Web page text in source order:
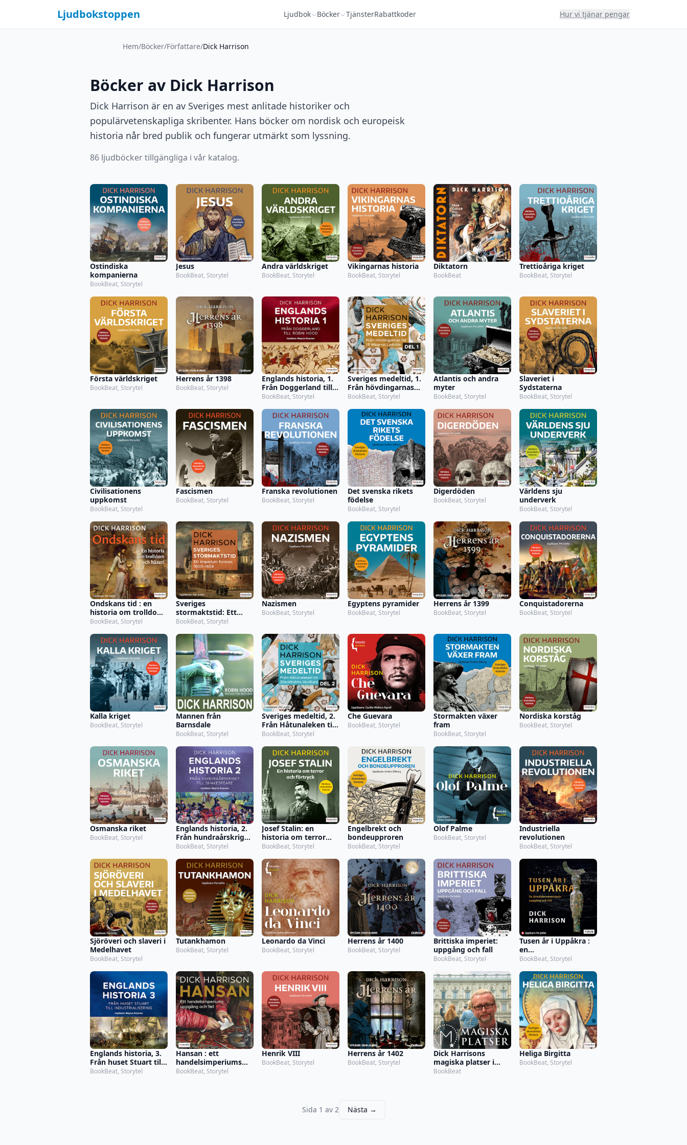
Ljudbokstoppen Ljudbok Böcker TjänsterRabattkoder Hur vi tjänar pengar
Hem/Böcker/Författare/Dick Harrison
Böcker av Dick Harrison
Dick Harrison är en av Sveriges mest anlitade historiker och
populärvetenskapliga skribenter. Hans böcker om nordisk och europeisk
historia når bred publik och fungerar utmärkt som lyssning.
86 ljudböcker tillgängliga i vår katalog.
Ostindiska
kompanierna
BookBeat, Storytel
Jesus
BookBeat, Storytel
Andra världskriget
BookBeat, Storytel
Vikingarnas historia
BookBeat, Storytel
Diktatorn
BookBeat
Trettioåriga kriget
BookBeat, Storytel
Första världskriget
BookBeat, Storytel
Herrens år 1398
BookBeat, Storytel
Englands historia, 1.
Från Doggerland till
Robin Hood
BookBeat, Storytel
Sveriges medeltid, 1.
Från hövdingarnas
tid till Magnus
BookBeat, Storytel
Atlantis och andra
myter
BookBeat, Storytel
Slaveriet i
Sydstaterna
BookBeat, Storytel
Civilisationens
uppkomst
BookBeat, Storytel
Fascismen
BookBeat, Storytel
Franska revolutionen
BookBeat, Storytel
Det svenska rikets
födelse
BookBeat, Storytel
Digerdöden
BookBeat, Storytel
Världens sju
underverk
BookBeat, Storytel
Ondskans tid : en
historia om trolldom
och häxeri
BookBeat, Storytel
Sveriges
stormaktstid: Ett
imperium formas
BookBeat, Storytel
Nazismen
BookBeat, Storytel
Egyptens pyramider
BookBeat, Storytel
Herrens år 1399
BookBeat, Storytel
Conquistadorerna
BookBeat, Storytel
Kalla kriget
BookBeat, Storytel
Mannen från
Barnsdale
BookBeat, Storytel
Sveriges medeltid, 2.
Från Håtunaleken till
Stockholms blodbad
BookBeat, Storytel
Che Guevara
BookBeat, Storytel
Stormakten växer
fram
BookBeat, Storytel
Nordiska korståg
BookBeat, Storytel
Osmanska riket
BookBeat, Storytel
Englands historia, 2.
Från hundraårskriget
till Shakespeare
BookBeat, Storytel
Josef Stalin: en
historia om terror
och förtryck
BookBeat, Storytel
Engelbrekt och
bondeupproren
BookBeat, Storytel
Olof Palme
BookBeat, Storytel
Industriella
revolutionen
BookBeat, Storytel
Sjöröveri och slaveri i
Medelhavet
BookBeat, Storytel
Tutankhamon
BookBeat, Storytel
Leonardo da Vinci
BookBeat, Storytel
Herrens år 1400
BookBeat, Storytel
Brittiska imperiet:
uppgång och fall
BookBeat, Storytel
Tusen år i Uppåkra :
en
järnåldersmetropol
BookBeat, Storytel
Englands historia, 3.
Från huset Stuart till
industrialisering
BookBeat, Storytel
Hansan : ett
handelsimperiums
uppgång och fall
BookBeat, Storytel
Henrik VIII
BookBeat, Storytel
Herrens år 1402
BookBeat, Storytel
Dick Harrisons
magiska platser i
Stockholm, den stora
BookBeat
Heliga Birgitta
BookBeat, Storytel
Sida 1 av 2 Nästa →